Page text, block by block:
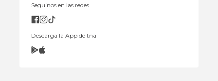
Seguinos en las redes
Descarga la App de tna